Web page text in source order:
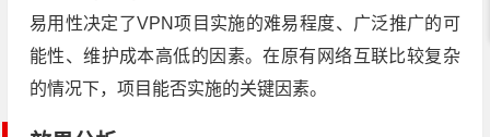
易用性决定了VPN项目实施的难易程度、广泛推广的可
能性、维护成本高低的因素。在原有网络互联比较复杂
的情况下，项目能否实施的关键因素。